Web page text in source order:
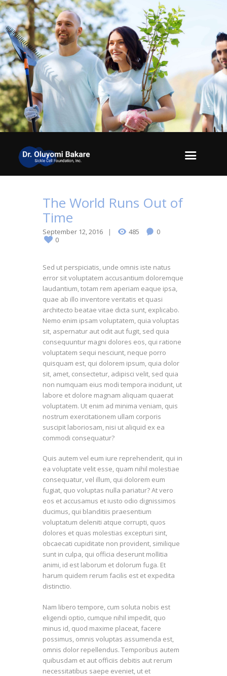
The World Runs Out of
Time
September 12, 2016 485
0
0
Sed ut perspiciatis, unde omnis iste natus
error sit voluptatem accusantium doloremque
laudantium, totam rem aperiam eaque ipsa,
quae ab illo inventore veritatis et quasi
architecto beatae vitae dicta sunt, explicabo.
Nemo enim ipsam voluptatem, quia voluptas
sit, aspernatur aut odit aut fugit, sed quia
consequuntur magni dolores eos, qui ratione
voluptatem sequi nesciunt, neque porro
quisquam est, qui dolorem ipsum, quia dolor
sit, amet, consectetur, adipisci velit, sed quia
non numquam eius modi tempora incidunt, ut
labore et dolore magnam aliquam quaerat
voluptatem. Ut enim ad minima veniam, quis
nostrum exercitationem ullam corporis
suscipit laboriosam, nisi ut aliquid ex ea
commodi consequatur?
Quis autem vel eum iure reprehenderit, qui in
ea voluptate velit esse, quam nihil molestiae
consequatur, vel illum, qui dolorem eum
fugiat, quo voluptas nulla pariatur? At vero
eos et accusamus et iusto odio dignissimos
ducimus, qui blanditiis praesentium
voluptatum deleniti atque corrupti, quos
dolores et quas molestias excepturi sint,
obcaecati cupiditate non provident, similique
sunt in culpa, qui officia deserunt mollitia
animi, id est laborum et dolorum fuga. Et
harum quidem rerum facilis est et expedita
distinctio.
Nam libero tempore, cum soluta nobis est
eligendi optio, cumque nihil impedit, quo
minus id, quod maxime placeat, facere
possimus, omnis voluptas assumenda est,
omnis dolor repellendus. Temporibus autem
quibusdam et aut officiis debitis aut rerum
necessitatibus saepe eveniet, ut et